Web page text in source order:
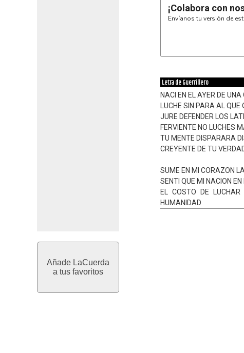
Añade LaCuerda
a tus favoritos
¡Colabora con
Envíanos tu versión de
Letra de Guerrillero
NACI EN EL AYER DE
LUCHE SIN PARA AL
JURE DEFENDER LOS
FERVIENTE NO LUCHES
TU MENTE DISPARARA
CREYENTE DE TU
SUME EN MI CORAZON
SENTI QUE MI NACION
EL COSTO DE
HUMANIDAD